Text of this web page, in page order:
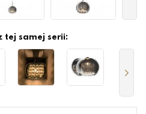
tej samej serii: